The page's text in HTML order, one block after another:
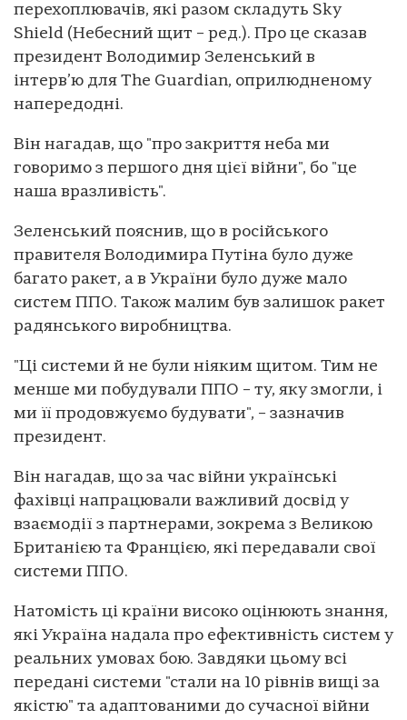
перехоплювачів, які разом складуть Sky
Shield (Небесний щит – ред.). Про це сказав
президент Володимир Зеленський в
інтерв’ю для The Guardian, оприлюдненому
напередодні.
Він нагадав, що "про закриття неба ми
говоримо з першого дня цієї війни", бо "це
наша вразливість".
Зеленський пояснив, що в російського
правителя Володимира Путіна було дуже
багато ракет, а в України було дуже мало
систем ППО. Також малим був залишок ракет
радянського виробництва.
"Ці системи й не були ніяким щитом. Тим не
менше ми побудували ППО – ту, яку змогли, і
ми її продовжуємо будувати", – зазначив
президент.
Він нагадав, що за час війни українські
фахівці напрацювали важливий досвід у
взаємодії з партнерами, зокрема з Великою
Британією та Францією, які передавали свої
системи ППО.
Натомість ці країни високо оцінюють знання,
які Україна надала про ефективність систем у
реальних умовах бою. Завдяки цьому всі
передані системи "стали на 10 рівнів вищі за
якістю" та адаптованими до сучасної війни